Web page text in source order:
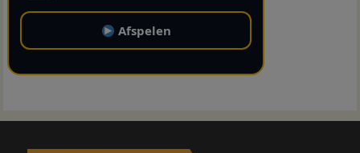
Afspelen